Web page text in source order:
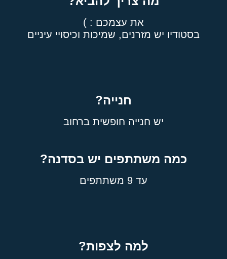
את עצמכם : )
בסטודיו יש מזרנים, שמיכות וכיסויי עיניים
חנייה?
יש חנייה חופשית ברחוב
כמה משתתפים יש בסדנה?
עד 9 משתתפים
למה לצפות?